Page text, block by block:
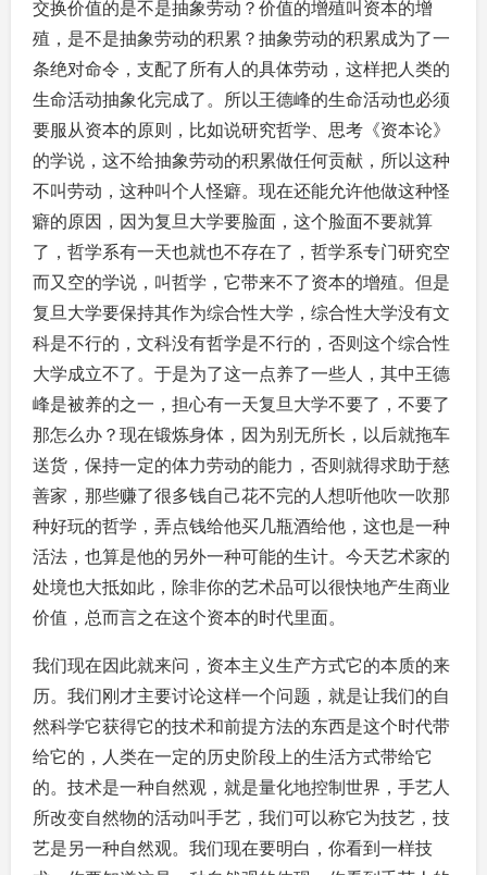
交换价值的是不是抽象劳动？价值的增殖叫资本的增
殖，是不是抽象劳动的积累？抽象劳动的积累成为了一
条绝对命令，支配了所有人的具体劳动，这样把人类的
生命活动抽象化完成了。所以王德峰的生命活动也必须
要服从资本的原则，比如说研究哲学、思考《资本论》
的学说，这不给抽象劳动的积累做任何贡献，所以这种
不叫劳动，这种叫个人怪癖。现在还能允许他做这种怪
癖的原因，因为复旦大学要脸面，这个脸面不要就算
了，哲学系有一天也就也不存在了，哲学系专门研究空
而又空的学说，叫哲学，它带来不了资本的增殖。但是
复旦大学要保持其作为综合性大学，综合性大学没有文
科是不行的，文科没有哲学是不行的，否则这个综合性
大学成立不了。于是为了这一点养了一些人，其中王德
峰是被养的之一，担心有一天复旦大学不要了，不要了
那怎么办？现在锻炼身体，因为别无所长，以后就拖车
送货，保持一定的体力劳动的能力，否则就得求助于慈
善家，那些赚了很多钱自己花不完的人想听他吹一吹那
种好玩的哲学，弄点钱给他买几瓶酒给他，这也是一种
活法，也算是他的另外一种可能的生计。今天艺术家的
处境也大抵如此，除非你的艺术品可以很快地产生商业
价值，总而言之在这个资本的时代里面。
我们现在因此就来问，资本主义生产方式它的本质的来
历。我们刚才主要讨论这样一个问题，就是让我们的自
然科学它获得它的技术和前提方法的东西是这个时代带
给它的，人类在一定的历史阶段上的生活方式带给它
的。技术是一种自然观，就是量化地控制世界，手艺人
所改变自然物的活动叫手艺，我们可以称它为技艺，技
艺是另一种自然观。我们现在要明白，你看到一样技